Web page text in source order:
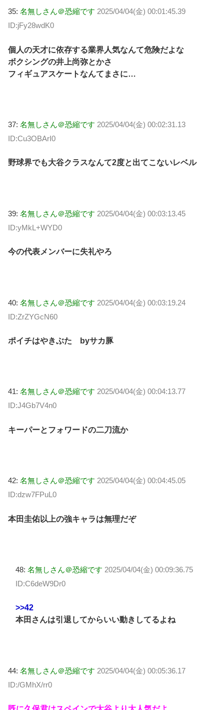
35: 名無しさん＠恐縮です 2025/04/04(金) 00:01:45.39
ID:jFy28wdK0
個人の天才に依存する業界人気なんて危険だよな
ボクシングの井上尚弥とかさ
フィギュアスケートなんてまさに…
37: 名無しさん＠恐縮です 2025/04/04(金) 00:02:31.13
ID:Cu3OBArI0
野球界でも大谷クラスなんて2度と出てこないレベル
39: 名無しさん＠恐縮です 2025/04/04(金) 00:03:13.45
ID:yMkL+WYD0
今の代表メンバーに失礼やろ
40: 名無しさん＠恐縮です 2025/04/04(金) 00:03:19.24
ID:ZrZYGcN60
ポイチはやきぶた byサカ豚
41: 名無しさん＠恐縮です 2025/04/04(金) 00:04:13.77
ID:J4Gb7V4n0
キーパーとフォワードの二刀流か
42: 名無しさん＠恐縮です 2025/04/04(金) 00:04:45.05
ID:dzw7FPuL0
本田圭佑以上の強キャラは無理だぞ
48: 名無しさん＠恐縮です 2025/04/04(金) 00:09:36.75
ID:C6deW9Dr0
>>42
本田さんは引退してからいい動きしてるよね
44: 名無しさん＠恐縮です 2025/04/04(金) 00:05:36.17
ID:/GMhX/rr0